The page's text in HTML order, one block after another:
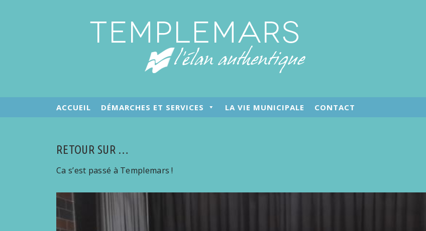
ACCUEIL DÉMARCHES ET SERVICES LA VIE MUNICIPALE CONTACT
RETOUR SUR …
Ca s’est passé à Templemars !